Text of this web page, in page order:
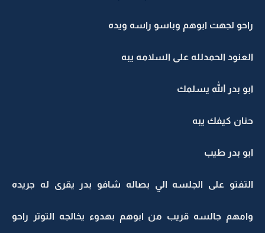
راحو لجهت ابوهم وباسو راسه ويده
العنود الحمدلله على السلامه يبه
ابو بدر الله يسلمك
حنان كيفك يبه
ابو بدر طيب
التفتو على الجلسه الي بصاله شافو بدر يقرى له جريده
وامهم جالسه قريب من ابوهم بهدوء يخالجه التوتر راحو